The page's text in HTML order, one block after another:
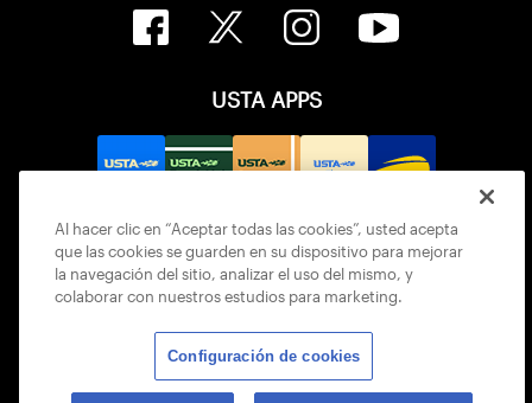
USTA APPS
© 2026 USTA ALL RIGHTS RESERVED
Al hacer clic en “Aceptar todas las cookies”, usted acepta
que las cookies se guarden en su dispositivo para mejorar
la navegación del sitio, analizar el uso del mismo, y
colaborar con nuestros estudios para marketing.
Configuración de cookies